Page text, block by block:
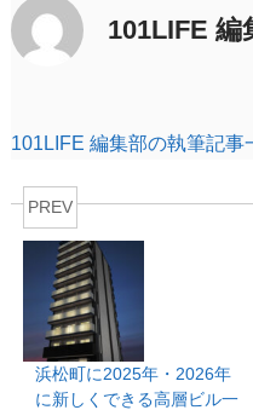
101LIFE 編
101LIFE 編集部の執筆記事
PREV
浜松町に2025年・2026年
に新しくできる高層ビル一